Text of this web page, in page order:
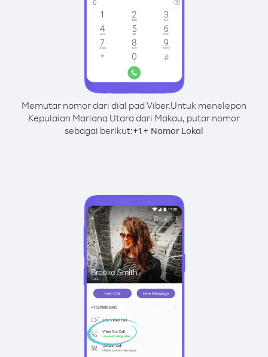
Memutar nomor dari dial pad Viber.Untuk menelepon
Kepulaian Mariana Utara dari Makau, putar nomor
sebagai berikut:+1 + Nomor Lokal